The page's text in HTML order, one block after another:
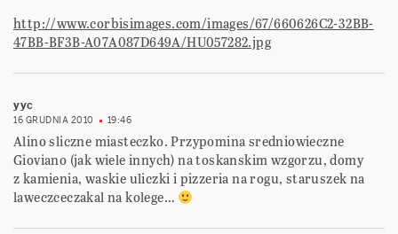
http://www.corbisimages.com/images/67/660626C2-32BB-
47BB-BF3B-A07A087D649A/HU057282.jpg
yyc
16 GRUDNIA 2010 19:46
Alino sliczne miasteczko. Przypomina sredniowieczne
Gioviano (jak wiele innych) na toskanskim wzgorzu, domy
z kamienia, waskie uliczki i pizzeria na rogu, staruszek na
laweczceczakal na kolege…